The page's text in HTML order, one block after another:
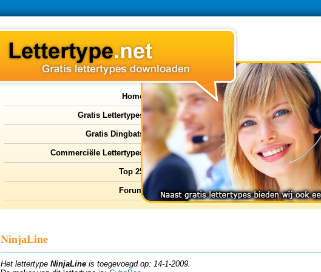
Home
Gratis Lettertypes
Gratis Dingbats
Commerciële Lettertypes
Top 25
Forum
NinjaLine
Het lettertype NinjaLine is toegevoegd op: 14-1-2009.